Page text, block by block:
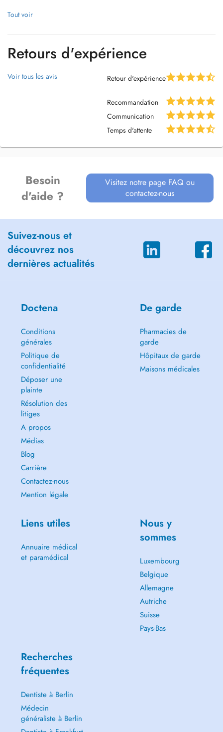
Schwerpunkte sind hierbei:
Nasenscheidewand-/NNH-Operationen
Schlafmedizin
Eingriffe an den Speicheldrüsen
Tout voir
Retours d'expérience
Voir tous les avis Retour d'expérience
Recommandation
Communication
Temps d'attente
Besoin
d'aide ?
Visitez notre page FAQ ou
contactez-nous
Suivez-nous et
découvrez nos
dernières actualités
Doctena
Conditions
générales
Politique de
confidentialité
Déposer une
plainte
Résolution des
litiges
A propos
Médias
Blog
Carrière
Contactez-nous
Mention légale
De garde
Pharmacies de
garde
Hôpitaux de garde
Maisons médicales
Liens utiles
Annuaire médical
et paramédical
Nous y
sommes
Luxembourg
Belgique
Allemagne
Autriche
Suisse
Pays-Bas
Recherches
fréquentes
Dentiste à Berlin
Médecin
généraliste à Berlin